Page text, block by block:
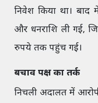
निवेश किया था। बाद
और धनराशि ली गई,
रुपये तक पहुंच गई।
बचाव पक्ष का तर्क
निचली अदालत में